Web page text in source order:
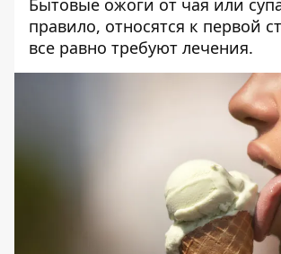
Бытовые ожоги от чая или
правило, относятся к первой
все равно требуют лечения.